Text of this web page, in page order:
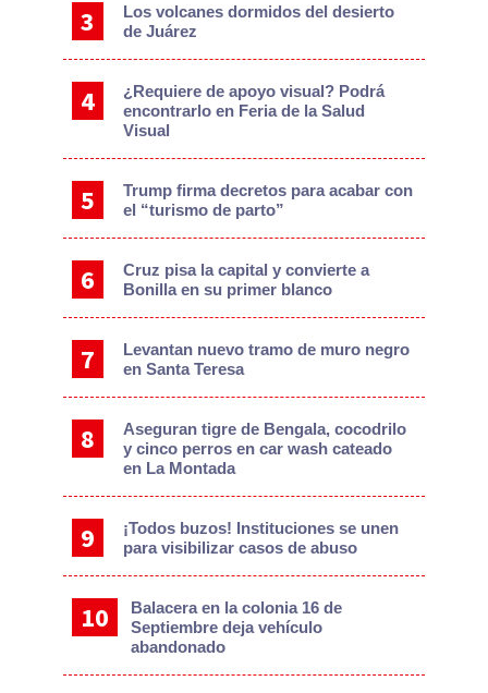
Los volcanes dormidos del desierto
de Juárez
¿Requiere de apoyo visual? Podrá
encontrarlo en Feria de la Salud
Visual
Trump firma decretos para acabar con
el “turismo de parto”
Cruz pisa la capital y convierte a
Bonilla en su primer blanco
Levantan nuevo tramo de muro negro
en Santa Teresa
Aseguran tigre de Bengala, cocodrilo
y cinco perros en car wash cateado
en La Montada
¡Todos buzos! Instituciones se unen
para visibilizar casos de abuso
Balacera en la colonia 16 de
Septiembre deja vehículo
abandonado